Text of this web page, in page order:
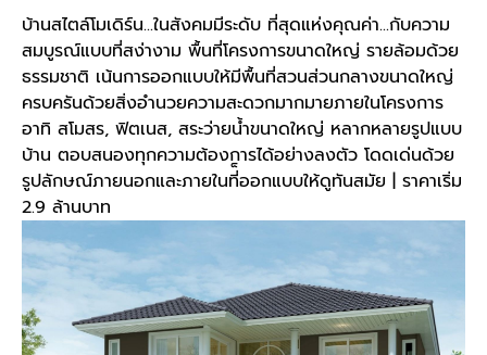
บ้านสไตล์โมเดิร์น...ในสังคมมีระดับ ที่สุดแห่งคุณค่า...กับความ
สมบูรณ์แบบที่สง่างาม พื้นที่โครงการขนาดใหญ่ รายล้อมด้วย
ธรรมชาติ เน้นการออกแบบให้มีพื้นที่สวนส่วนกลางขนาดใหญ่
ครบครันด้วยสิ่งอำนวยความสะดวกมากมายภายในโครงการ
อาทิ สโมสร, ฟิตเนส, สระว่ายน้ำขนาดใหญ่ หลากหลายรูปแบบ
บ้าน ตอบสนองทุกความต้องการได้อย่างลงตัว โดดเด่นด้วย
รูปลักษณ์ภายนอกและภายในที่็ออกแบบให้ดูทันสมัย | ราคาเริ่ม
2.9 ล้านบาท